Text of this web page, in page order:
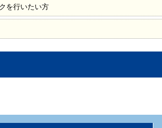
を行いたい方